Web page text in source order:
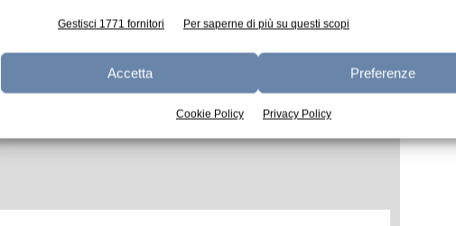
Gestisci 1771 fornitori Per saperne di più su questi scopi
Accetta Preferenze
Cookie Policy Privacy Policy